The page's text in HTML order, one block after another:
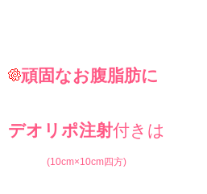
頑固なお腹脂肪に
デオリポ注射付きは
(10cm×10cm四方)